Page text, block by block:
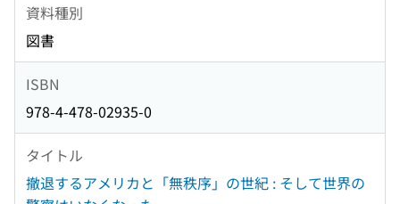
資料種別
図書
ISBN
978-4-478-02935-0
タイトル
撤退するアメリカと「無秩序」の世紀 : そして世界の